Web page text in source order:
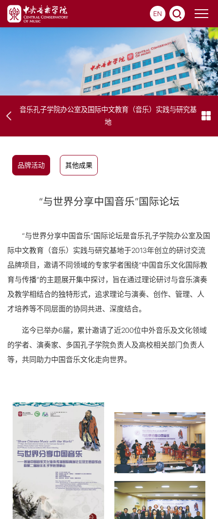
EN
音乐孔子学院办公室及国际中文教育（音乐）实践与研究基
地
品牌活动 其他成果
“与世界分享中国音乐”国际论坛
“与世界分享中国音乐”国际论坛是音乐孔子学院办公室及国
际中文教育（音乐）实践与研究基地于2013年创立的研讨交流
品牌项目，邀请不同领域的专家学者围绕“中国音乐文化国际教
育与传播”的主题展开集中探讨，旨在通过理论研讨与音乐演奏
及教学相结合的独特形式，追求理论与演奏、创作、管理、人
才培养等不同层面的协同共进、深度结合。
迄今已举办6届，累计邀请了近200位中外音乐及文化领域
的学者、演奏家、多国孔子学院负责人及高校相关部门负责人
等，共同助力中国音乐文化走向世界。